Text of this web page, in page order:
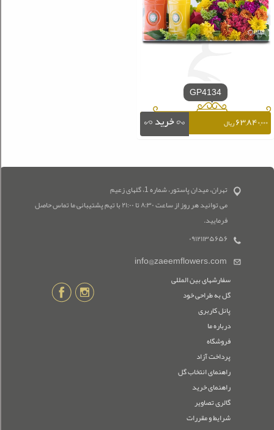
GP4134
۶۳,۸۴۰,۰۰۰ریال
تهران، میدان پاستور، شماره 1، گلهای زعیم
می توانید هر روز از ساعت ۸:۳۰ تا ۲۱:۰۰ با تیم پشتیبانی ما تماس حاصل
فرمایید.
۰۹۱۲۱۱۳۵۶۵۶
info@zaeemflowers.com
سفارشهای بین المللی
گل به طراحی خود
پانل کاربری
درباره ما
فروشگاه
پرداخت آزاد
راهنمای انتخاب گل
راهنمای خرید
گالری تصاویر
شرایط و مقررات